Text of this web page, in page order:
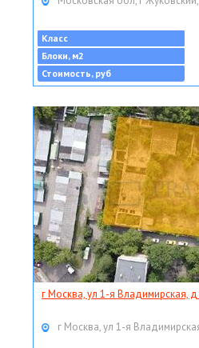
Класс
Блоки, м2
Стоимость, руб
г Москва, ул 1-я Владимирская, д
г Москва, ул 1-я